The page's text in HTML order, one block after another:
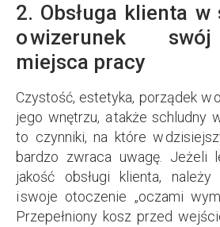
2. Obsługa klienta w
o wizerunek
miejsca pracy
Czystość, estetyka, porządek w
jego wnętrzu, a także schludny
to czynniki, na które w
bardzo zwraca uwagę. Jeżeli
jakość obsługi klienta,
i swoje otoczenie „oczami
Przepełniony kosz przed